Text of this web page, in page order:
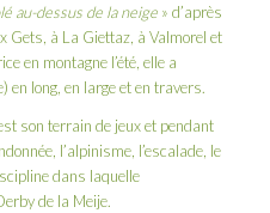
au-dessus de la neige» d’après
Gets, à La Giettaz, à Valmorel et
en montagne l’été, elle a
en long, en large et en travers.
son terrain de jeux et pendant
l’alpinisme, l’escalade, le
dans laquelle
de la Meije.